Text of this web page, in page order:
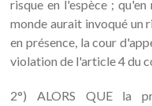
risque en l'espèce ;
monde aurait invoqué un
en présence, la cour
violation de l'article 4 du
2°) ALORS QUE la